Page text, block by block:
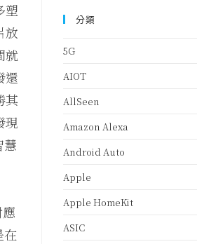
塑
放
就
還
其
現
慧
在
分類
5G
AIOT
AllSeen
Amazon Alexa
Android Auto
Apple
Apple HomeKit
ASIC